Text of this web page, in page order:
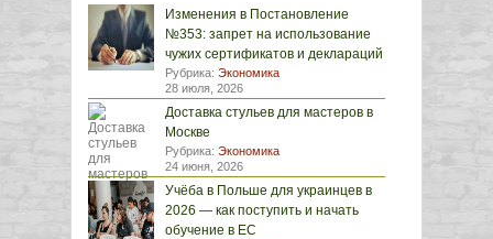
Изменения в Постановление
№353: запрет на использование
чужих сертификатов и деклараций
Рубрика: Экономика
28 июля, 2026
Доставка стульев для мастеров в
Москве
Рубрика: Экономика
24 июня, 2026
Учёба в Польше для украинцев в
2026 — как поступить и начать
обучение в ЕС